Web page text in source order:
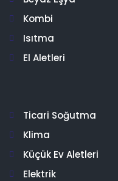
Kombi
Isıtma
El Aletleri
Ticari Soğutma
Klima
Küçük Ev Aletleri
Elektrik